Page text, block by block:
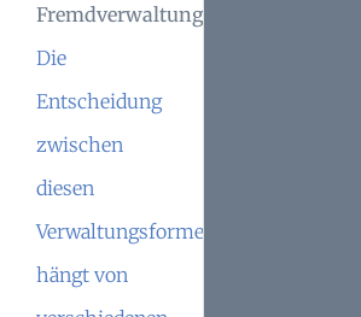
Fremdverwaltung
Die
Entscheidung
zwischen
diesen
Verwaltungsformen
hängt von